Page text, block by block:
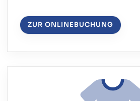
ZUR ONLINEBUCHUNG